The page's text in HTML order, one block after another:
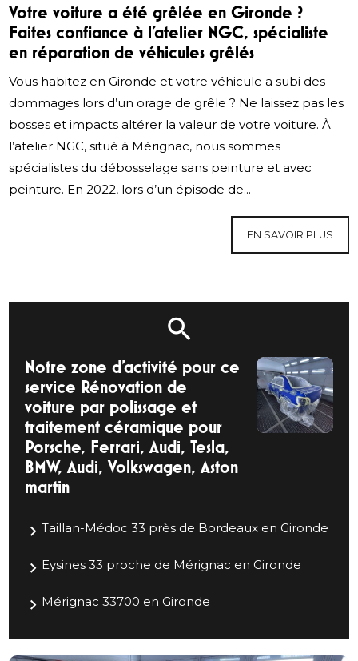
Votre voiture a été grêlée en Gironde ?
Faites confiance à l’atelier NGC, spécialiste
en réparation de véhicules grêlés
Vous habitez en Gironde et votre véhicule a subi des
dommages lors d’un orage de grêle ? Ne laissez pas les
bosses et impacts altérer la valeur de votre voiture. À
l’atelier NGC, situé à Mérignac, nous sommes
spécialistes du débosselage sans peinture et avec
peinture. En 2022, lors d’un épisode de...
EN SAVOIR PLUS
Notre zone d'activité pour ce
service Rénovation de
voiture par polissage et
traitement céramique pour
Porsche, Ferrari, Audi, Tesla,
BMW, Audi, Volkswagen, Aston
martin
Taillan-Médoc 33 près de Bordeaux en Gironde
Eysines 33 proche de Mérignac en Gironde
Mérignac 33700 en Gironde